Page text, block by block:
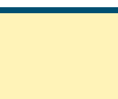
page page page page